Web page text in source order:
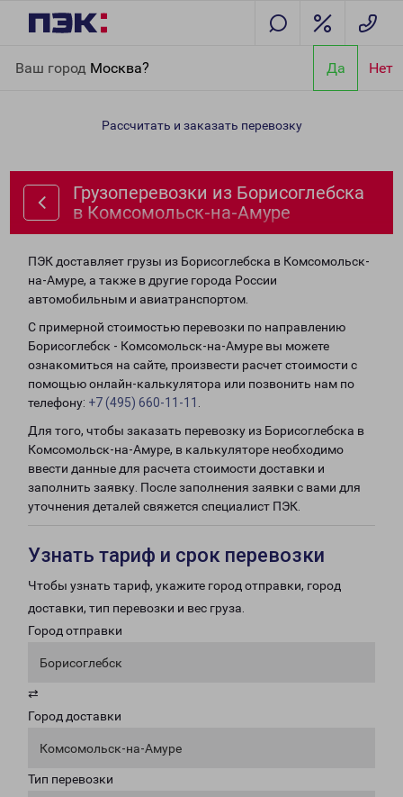
Ваш город Москва? Да Нет
Комсомольск-на-Амуре
Рассчитать и заказать перевозку
Грузоперевозки из Борисоглебска
в Комсомольск-на-Амуре
ПЭК доставляет грузы из Борисоглебска в Комсомольск-
на-Амуре, а также в другие города России
автомобильным и авиатранспортом.
С примерной стоимостью перевозки по направлению
Борисоглебск - Комсомольск-на-Амуре вы можете
ознакомиться на сайте, произвести расчет стоимости с
помощью онлайн-калькулятора или позвонить нам по
телефону: +7 (495) 660-11-11
Для того, чтобы заказать перевозку из Борисоглебска в
Комсомольск-на-Амуре, в калькуляторе необходимо
ввести данные для расчета стоимости доставки и
заполнить заявку. После заполнения заявки с вами для
уточнения деталей свяжется специалист ПЭК.
Узнать тариф и срок перевозки
Чтобы узнать тариф, укажите город отправки, город
доставки, тип перевозки и вес груза.
Город отправки
Борисоглебск
⇄
Город доставки
Комсомольск-на-Амуре
Тип перевозки